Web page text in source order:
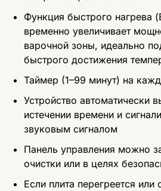
Функция быстрого нагрева
временно увеличивает
варочной зоны, идеально
быстрого достижения
Таймер (1–99 минут) на
Устройство автоматически
истечении времени и
звуковым сигналом
Панель управления можно
очистки или в целях
Если плита перегреется